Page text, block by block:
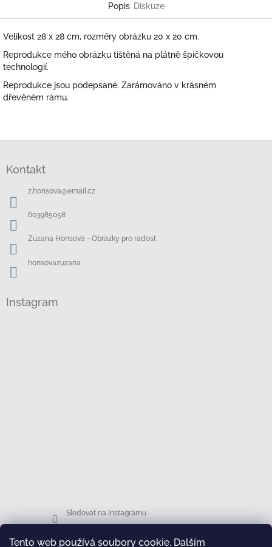
Tento web používá soubory cookie. Dalším
Popis Diskuze
Velikost 28 x 28 cm, rozměry obrázku 20 x 20 cm.
Reprodukce mého obrázku tištěná na plátně špičkovou
technologií.
Reprodukce jsou podepsané. Zarámováno v krásném
dřevěném rámu.
Kontakt
z.honsova@email.cz
603985058
Zuzana Honsová - Obrázky pro radost
honsovazuzana
Instagram
Sledovat na Instagramu